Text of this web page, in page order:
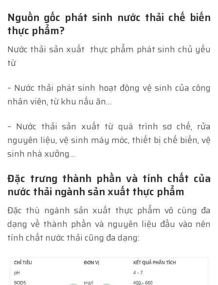
Nguồn gốc phát sinh nước thải chế biến
thực phẩm?
Nước thải sản xuất thực phẩm phát sinh chủ yếu
từ
– Nước thải phát sinh hoạt động vệ sinh của công
nhân viên, từ khu nấu ăn…
– Nước thải sản xuất từ quá trình sơ chế, rửa
nguyên liệu, vệ sinh máy móc, thiết bị chế biến, vệ
sinh nhà xưởng…
Đặc trưng thành phần và tính chất của
nước thải ngành sản xuất thực phẩm
Đặc thù ngành sản xuất thực phẩm vô cùng đa
dạng về thành phần và nguyên liệu đầu vào nên
tính chất nước thải cũng đa dạng: